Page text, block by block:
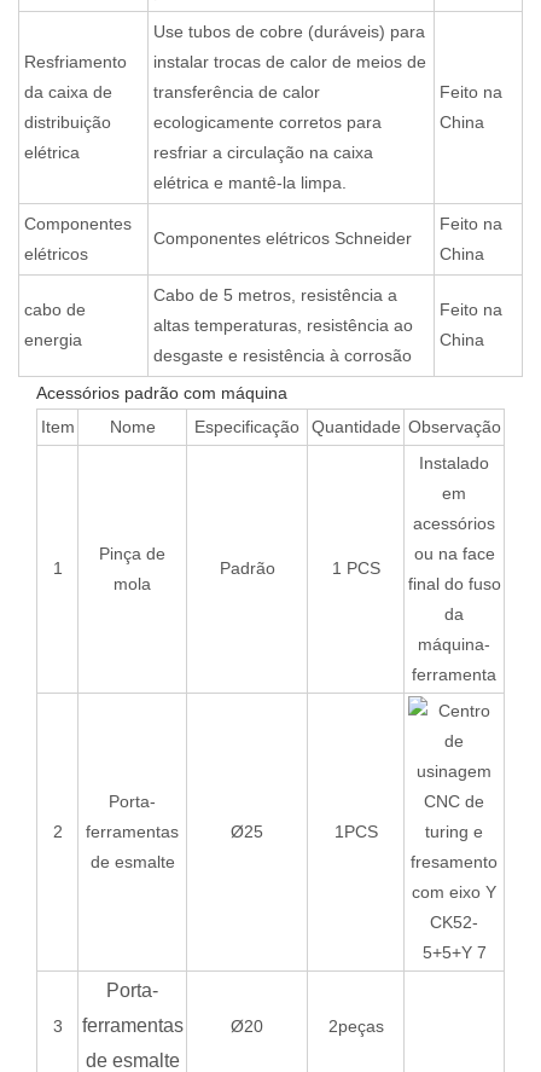
Resfriamento
da caixa de
distribuição
elétrica
Use tubos de cobre (duráveis) para
instalar trocas de calor de meios de
transferência de calor
ecologicamente corretos para
resfriar a circulação na caixa
elétrica e mantê-la limpa.
Feito na
China
Componentes
elétricos
Componentes elétricos Schneider
Feito na
China
cabo de
energia
Cabo de 5 metros, resistência a
altas temperaturas, resistência ao
desgaste e resistência à corrosão
Feito na
China
Acessórios padrão com máquina
Item
Nome Especificação Quantidade Observação
1
Pinça de
mola
Padrão 1 PCS
Instalado
em
acessórios
ou na face
final do fuso
da
máquina-
ferramenta
2
Porta-
ferramentas
de esmalte
Ø25 1PCS
3
Porta-
ferramentas
de esmalte
Ø20 2peças